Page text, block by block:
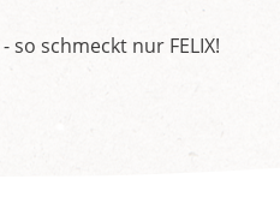
so schmeckt nur FELIX!